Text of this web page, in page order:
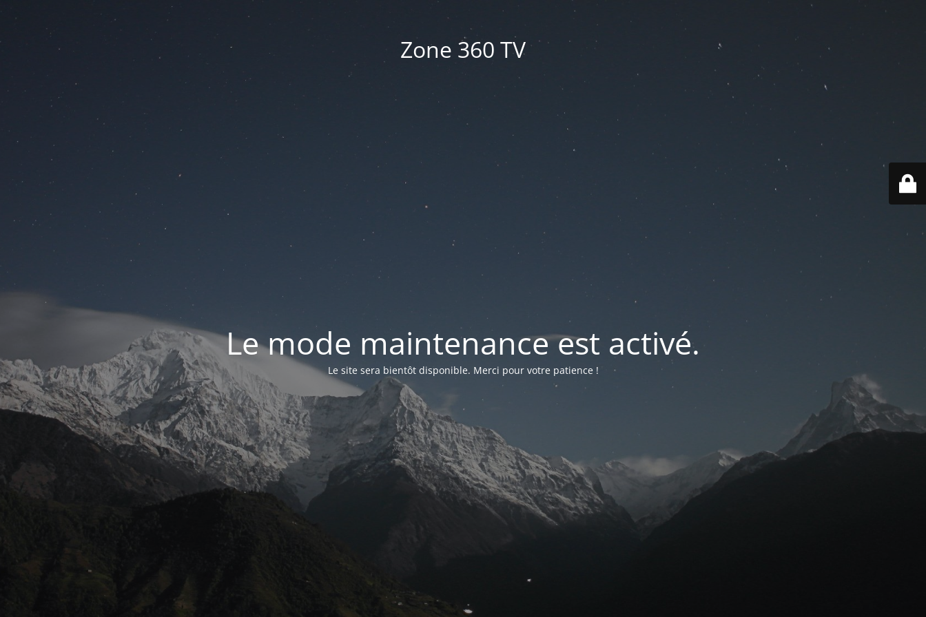
Zone 360 TV
Le mode maintenance est activé.
Le site sera bientôt disponible. Merci pour votre patience !